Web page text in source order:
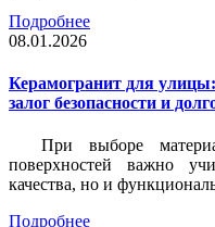
Подробнее
08.01.2026
Керамогранит для
залог безопасности и
При выборе
поверхностей важно
качества, но и
Подробнее